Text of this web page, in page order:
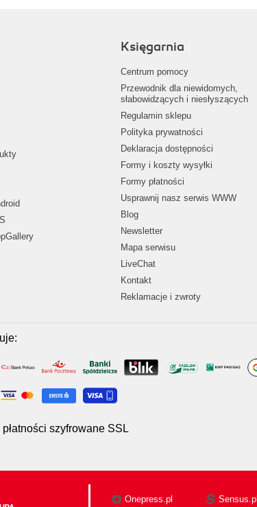
Księgarnia
Centrum pomocy
Przewodnik dla niewidomych,
słabowidzących i niesłyszących
Regulamin sklepu
Polityka prywatności
Deklaracja dostępności
Formy i koszty wysyłki
Formy płatności
Usprawnij nasz serwis WWW
Blog
Newsletter
Mapa serwisu
LiveChat
Kontakt
Reklamacje i zwroty
szyfrowane SSL
Onepress.pl Sensus.pl